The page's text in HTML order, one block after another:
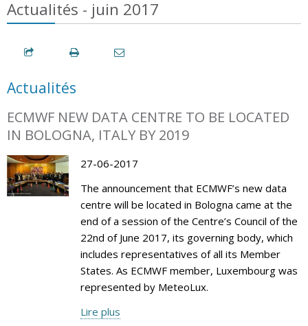
Actualités - juin 2017
Actualités
ECMWF NEW DATA CENTRE TO BE LOCATED
IN BOLOGNA, ITALY BY 2019
27-06-2017
The announcement that ECMWF’s new data
centre will be located in Bologna came at the
end of a session of the Centre’s Council of the
22nd of June 2017, its governing body, which
includes representatives of all its Member
States. As ECMWF member, Luxembourg was
represented by MeteoLux.
Lire plus